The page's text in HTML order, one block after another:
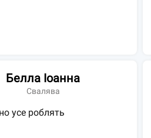
Белла Іоанна
Свалява
усе роблять